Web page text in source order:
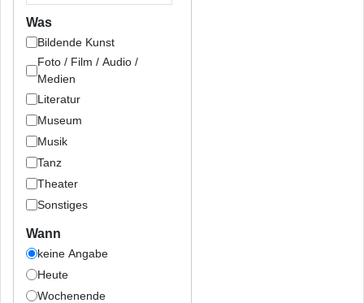
Was
Bildende Kunst
Foto / Film / Audio /
Medien
Literatur
Museum
Musik
Tanz
Theater
Sonstiges
Wann
keine Angabe
Heute
Wochenende